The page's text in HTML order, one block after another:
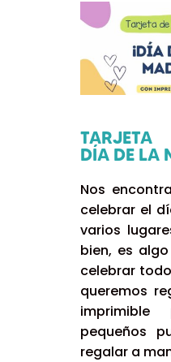
DÍA DE LA
Nos
celebrar el
varios
bien, es
celebrar
queremos
pequeños
regalar a